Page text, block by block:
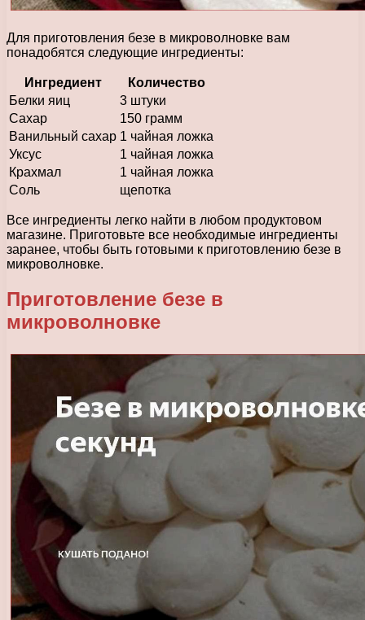
Для приготовления безе в микроволновке вам
понадобятся следующие ингредиенты:
Ингредиент
Количество
Белки яиц
3 штуки
Сахар
150 грамм
Ванильный сахар 1 чайная ложка
Уксус
1 чайная ложка
Крахмал
1 чайная ложка
Соль
щепотка
Все ингредиенты легко найти в любом продуктовом
магазине. Приготовьте все необходимые ингредиенты
заранее, чтобы быть готовыми к приготовлению безе в
микроволновке.
Приготовление безе в
микроволновке